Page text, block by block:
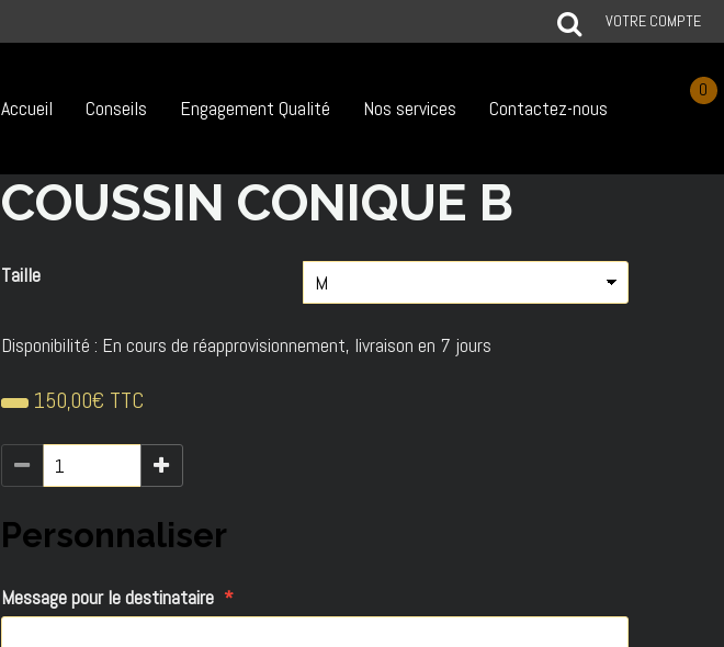
Accueil Conseils Engagement Qualité Nos services Contactez-nous
0
VOTRE COMPTE
COUSSIN CONIQUE B
Taille
Disponibilité : En cours de réapprovisionnement, livraison en 7 jours
150,00€ TTC
Personnaliser
Message pour le destinataire